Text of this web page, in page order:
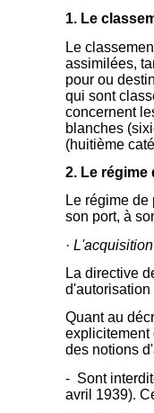
1. Le
Le
assimilées,
pour ou
qui sont
concernent
blanches
(huitième
2. Le
Le régime
son port, à
·
La directive
d'autorisation
Quant au
explicitement
des notions
- Sont
avril 1939).